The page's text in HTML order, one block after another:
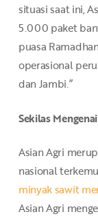
situasi saat ini,
5.000 paket
puasa
operasional
dan Jambi.”
Sekilas
Asian Agri
nasional
minyak sawit
Asian Agri